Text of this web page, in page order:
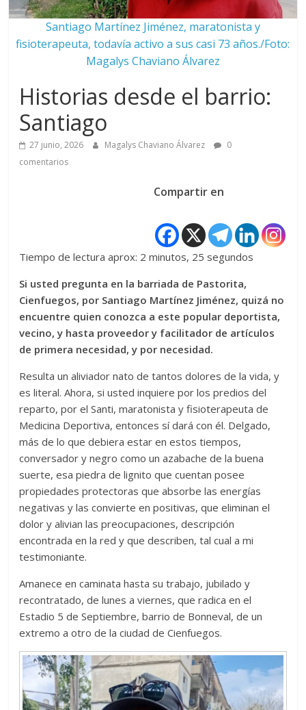
Santiago Martínez Jiménez, maratonista y
fisioterapeuta, todavía activo a sus casi 73 años./Foto:
Magalys Chaviano Álvarez
Historias desde el barrio:
Santiago
27 junio, 2026 Magalys Chaviano Álvarez
0
comentarios
Compartir en
Tiempo de lectura aprox: 2 minutos, 25 segundos
Si usted pregunta en la barriada de Pastorita,
Cienfuegos, por Santiago Martínez Jiménez, quizá no
encuentre quien conozca a este popular deportista,
vecino, y hasta proveedor y facilitador de artículos
de primera necesidad, y por necesidad.
Resulta un aliviador nato de tantos dolores de la vida, y
es literal. Ahora, si usted inquiere por los predios del
reparto, por el Santi, maratonista y fisioterapeuta de
Medicina Deportiva, entonces sí dará con él. Delgado,
más de lo que debiera estar en estos tiempos,
conversador y negro como un azabache de la buena
suerte, esa piedra de lignito que cuentan posee
propiedades protectoras que absorbe las energías
negativas y las convierte en positivas, que eliminan el
dolor y alivian las preocupaciones, descripción
encontrada en la red y que describen, tal cual a mi
testimoniante.
Amanece en caminata hasta su trabajo, jubilado y
recontratado, de lunes a viernes, que radica en el
Estadio 5 de Septiembre, barrio de Bonneval, de un
extremo a otro de la ciudad de Cienfuegos.